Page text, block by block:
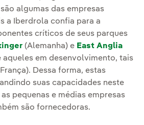
algumas das empresas
a Iberdrola confia para a
críticos de seus parques
(Alemanha) e East Anglia
aqueles em desenvolvimento, tais
Dessa forma, estas
suas capacidades neste
pequenas e médias empresas
são fornecedoras.